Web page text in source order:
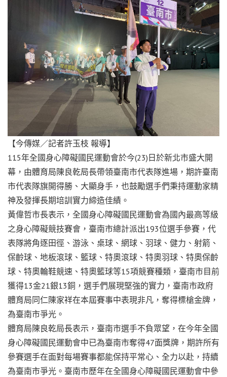
【今傳媒／記者許玉枝 報導】
115年全國身心障礙國民運動會於今(23)日於新北市盛大開
幕，由體育局陳良乾局長帶領臺南市代表隊進場，期許臺南
市代表隊旗開得勝、大顯身手，也鼓勵選手們秉持運動家精
神及發揮長期培訓實力締造佳績。
黃偉哲市長表示，全國身心障礙國民運動會為國內最高等級
之身心障礙競技賽會，臺南市總計派出193位選手參賽，代
表隊將角逐田徑、游泳、桌球、網球、羽球、健力、射箭、
保齡球、地板滾球、籃球、特奧滾球、特奧羽球、特奧保齡
球、特奧輪鞋競速、特奧籃球等15項競賽種類，臺南市目前
獲得13金21銀13銅，選手們展現堅強的實力，臺南市政府
體育局同仁陳家祥在本屆賽事中表現非凡，奪得標槍金牌，
為臺南市爭光。
體育局陳良乾局長表示，臺南市選手不負眾望，在今年全國
身心障礙國民運動會中已為臺南市奪得47面獎牌，期許所有
參賽選手在面對每場賽事都能保持平常心、全力以赴，持續
為臺南市爭光。臺南市歷年在全國身心障礙國民運動會中參